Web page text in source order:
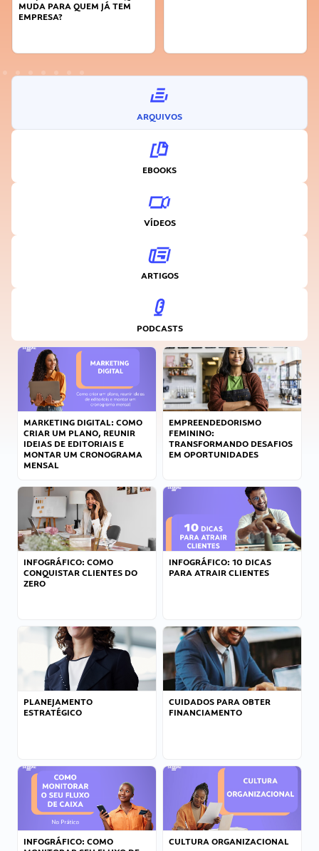
MUDA PARA QUEM JÁ TEM
EMPRESA?
ARQUIVOS
EBOOKS
VÍDEOS
ARTIGOS
PODCASTS
MARKETING DIGITAL: COMO
CRIAR UM PLANO, REUNIR
IDEIAS DE EDITORIAIS E
MONTAR UM CRONOGRAMA
MENSAL
EMPREENDEDORISMO
FEMININO:
TRANSFORMANDO DESAFIOS
EM OPORTUNIDADES
INFOGRÁFICO: COMO
CONQUISTAR CLIENTES DO
ZERO
INFOGRÁFICO: 10 DICAS
PARA ATRAIR CLIENTES
PLANEJAMENTO
ESTRATÉGICO
CUIDADOS PARA OBTER
FINANCIAMENTO
INFOGRÁFICO: COMO
CULTURA ORGANIZACIONAL